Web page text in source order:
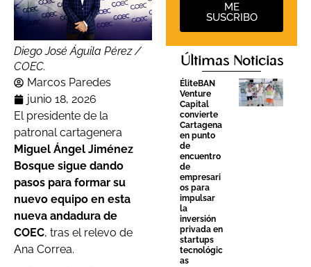
Diego José Águila Pérez /
COEC.
Marcos Paredes
junio 18, 2026
El presidente de la
patronal cartagenera
Miguel Ángel Jiménez
Bosque sigue dando
pasos para formar su
nuevo equipo en esta
nueva andadura de
COEC, tras el relevo de
Ana Correa.
ME
SUSCRIBO
Últimas Noticias
ÉliteBAN
Venture
Capital
convierte
Cartagena
en punto
de
encuentro
de
empresari
os para
impulsar
la
inversión
privada en
startups
tecnológic
as